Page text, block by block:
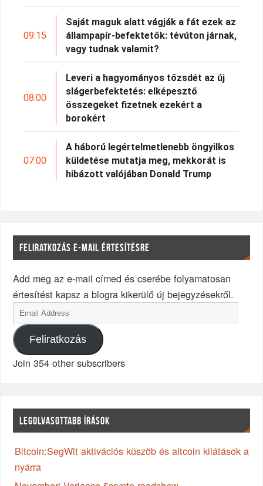
09:15
Saját maguk alatt vágják a fát ezek az
állampapír-befektetők: tévúton járnak,
vagy tudnak valamit?
08:00
Leveri a hagyományos tőzsdét az új
slágerbefektetés: elképesztő
összegeket fizetnek ezekért a
borokért
07:00
A háború legértelmetlenebb öngyilkos
küldetése mutatja meg, mekkorát is
hibázott valójában Donald Trump
FELIRATKOZÁS E-MAIL ÉRTESÍTÉSRE
Add meg az e-mail címed és cserébe folyamatosan
értesítést kapsz a blogra kikerülő új bejegyzésekről.
Feliratkozás
Join 354 other subscribers
LEGOLVASOTTABB ÍRÁSOK
Bitcoin:SegWit aktivációs küszöb és altcoin kilátások a
nyárra